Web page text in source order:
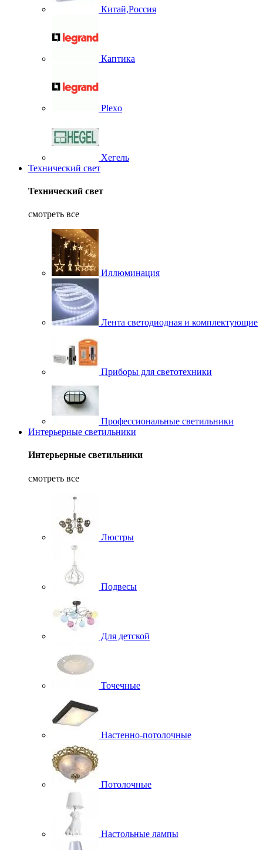
Китай,Россия
Каптика
Plexo
Хегель
Технический свет
Технический свет
смотреть все
Иллюминация
Лента светодиодная и комплектующие
Приборы для светотехники
Профессиональные светильники
Интерьерные светильники
Интерьерные светильники
смотреть все
Люстры
Подвесы
Для детской
Точечные
Настенно-потолочные
Потолочные
Настольные лампы